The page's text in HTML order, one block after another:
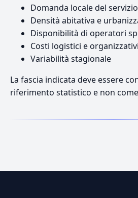
Domanda locale del servizio
Densità abitativa e
Disponibilità di operatori
Costi logistici e organizzativi
Variabilità stagionale
La fascia indicata deve essere
riferimento statistico e non